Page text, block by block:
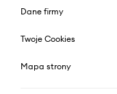
Dane firmy
Twoje Cookies
Mapa strony